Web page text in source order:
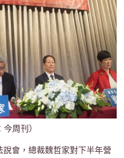
周刊）
說會，總裁魏哲家對下半年營